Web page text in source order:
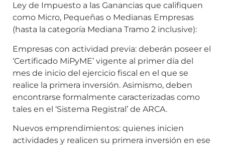
Ley de Impuesto a las Ganancias que califiquen
como Micro, Pequeñas o Medianas Empresas
(hasta la categoría Mediana Tramo 2 inclusive):
Empresas con actividad previa: deberán poseer el
‘Certificado MiPyME’ vigente al primer día del
mes de inicio del ejercicio fiscal en el que se
realice la primera inversión. Asimismo, deben
encontrarse formalmente caracterizadas como
tales en el ‘Sistema Registral’ de ARCA.
Nuevos emprendimientos: quienes inicien
actividades y realicen su primera inversión en ese